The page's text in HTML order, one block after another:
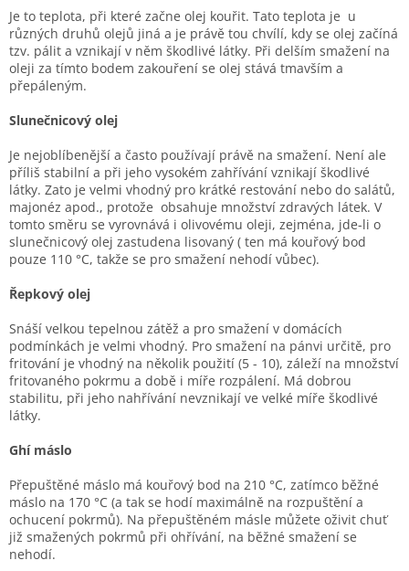
Je to teplota, při které začne olej kouřit. Tato teplota je u
různých druhů olejů jiná a je právě tou chvílí, kdy se olej začíná
tzv. pálit a vznikají v něm škodlivé látky. Při delším smažení na
oleji za tímto bodem zakouření se olej stává tmavším a
přepáleným.
Slunečnicový olej
Je nejoblíbenější a často používají právě na smažení. Není ale
příliš stabilní a při jeho vysokém zahřívání vznikají škodlivé
látky. Zato je velmi vhodný pro krátké restování nebo do salátů,
majonéz apod., protože obsahuje množství zdravých látek. V
tomto směru se vyrovnává i olivovému oleji, zejména, jde-li o
slunečnicový olej zastudena lisovaný ( ten má kouřový bod
pouze 110 °C, takže se pro smažení nehodí vůbec).
Řepkový olej
Snáší velkou tepelnou zátěž a pro smažení v domácích
podmínkách je velmi vhodný. Pro smažení na pánvi určitě, pro
fritování je vhodný na několik použití (5 - 10), záleží na množství
fritovaného pokrmu a době i míře rozpálení. Má dobrou
stabilitu, při jeho nahřívání nevznikají ve velké míře škodlivé
látky.
Ghí máslo
Přepuštěné máslo má kouřový bod na 210 °C, zatímco běžné
máslo na 170 °C (a tak se hodí maximálně na rozpuštění a
ochucení pokrmů). Na přepuštěném másle můžete oživit chuť
již smažených pokrmů při ohřívání, na běžné smažení se
nehodí.